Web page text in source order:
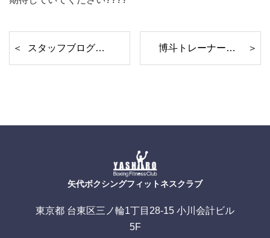
スタッフブログ 主濱編 博斗トレーナー試合中止のお知らせ
矢代ボクシングフィットネスクラブ
東京都 台東区三ノ輪1丁目28-15 小川会計ビル
5F